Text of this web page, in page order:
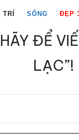
SỐNG ĐẸP
ĐỂ
LẠC”!